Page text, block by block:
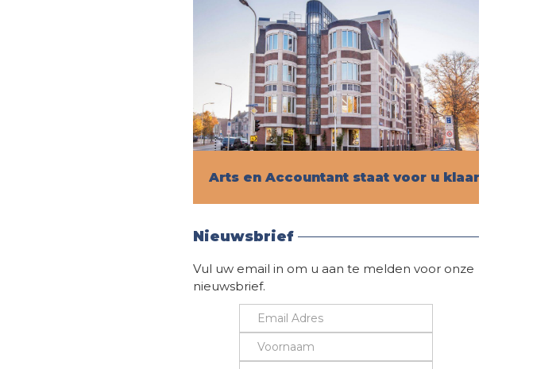
Arts en Accountant staat voor u klaar!
Nieuwsbrief
Vul uw email in om u aan te melden voor onze
nieuwsbrief.